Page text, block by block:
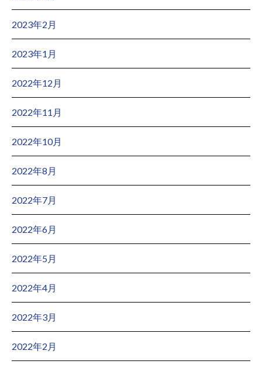
2023年2月
2023年1月
2022年12月
2022年11月
2022年10月
2022年8月
2022年7月
2022年6月
2022年5月
2022年4月
2022年3月
2022年2月